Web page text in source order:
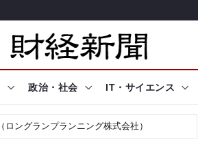
政治・社会 IT・サイエンス
ロングランプランニング株式会社）